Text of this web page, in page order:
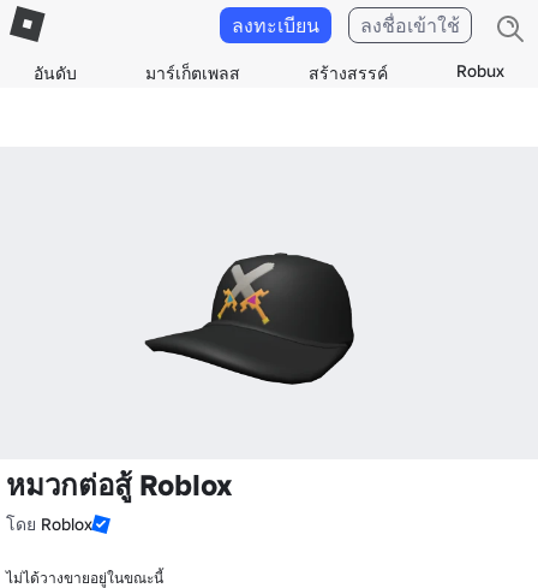
อันดับ มาร์เก็ตเพลส สร้างสรรค์ Robux
ลงทะเบียน ลงชื่อเข้าใช้
หมวกต่อสู้ Roblox
โดย Roblox
ไม่ได้วางขายอยู่ในขณะนี้